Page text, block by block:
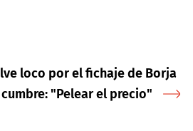
loco por el fichaje de Borja
"Pelear el precio"